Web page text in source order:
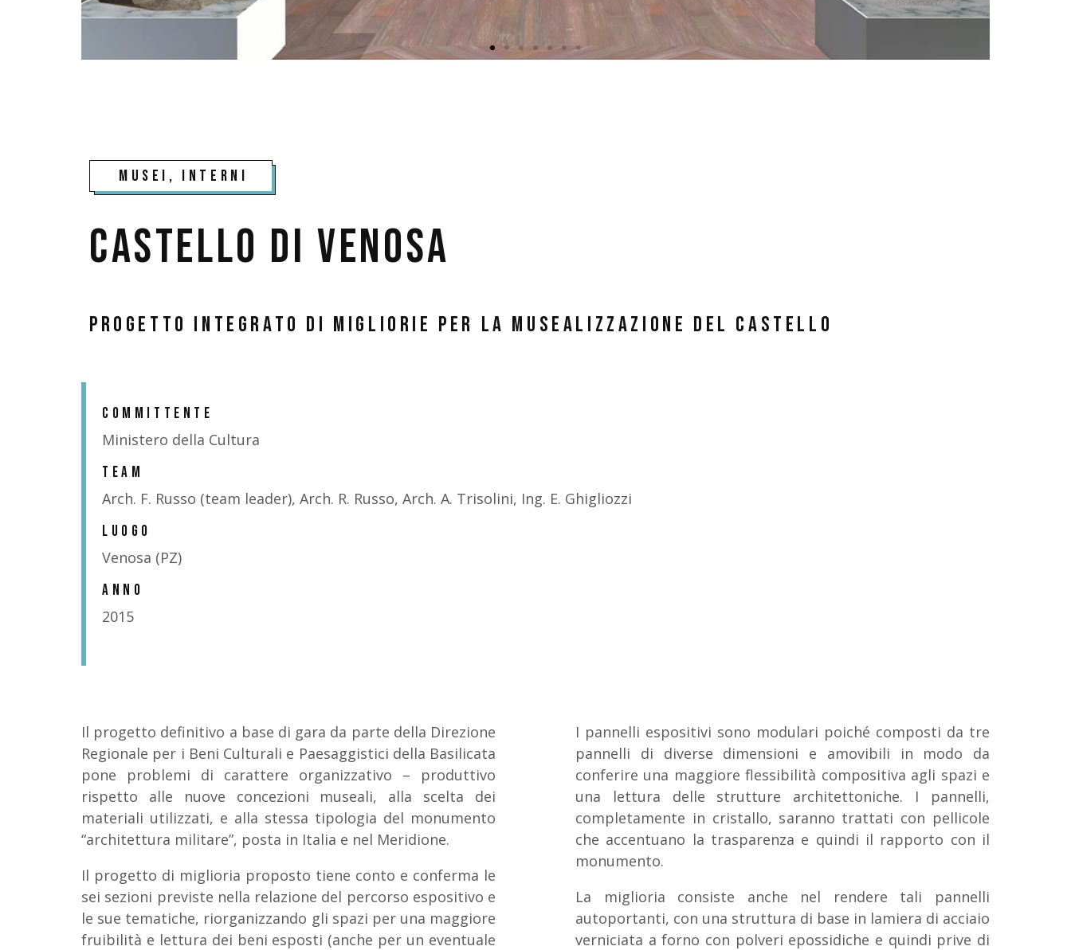
Musei, interni
Castello di Venosa
Progetto integrato di migliorie per la musealizzazione del Castello
COMMITTENTE
Ministero della Cultura
TEAM
Arch. F. Russo (team leader), Arch. R. Russo, Arch. A. Trisolini, Ing. E. Ghigliozzi
LUOGO
Venosa (PZ)
ANNO
2015
Il progetto definitivo a base di gara da parte della Direzione
Regionale per i Beni Culturali e Paesaggistici della Basilicata
pone problemi di carattere organizzativo – produttivo
rispetto alle nuove concezioni museali, alla scelta dei
materiali utilizzati, e alla stessa tipologia del monumento
“architettura militare”, posta in Italia e nel Meridione.
Il progetto di miglioria proposto tiene conto e conferma le
sei sezioni previste nella relazione del percorso espositivo e
le sue tematiche, riorganizzando gli spazi per una maggiore
fruibilità e lettura dei beni esposti (anche per un eventuale
I pannelli espositivi sono modulari poiché composti da tre
pannelli di diverse dimensioni e amovibili in modo da
conferire una maggiore flessibilità compositiva agli spazi e
una lettura delle strutture architettoniche. I pannelli,
completamente in cristallo, saranno trattati con pellicole
che accentuano la trasparenza e quindi il rapporto con il
monumento.
La miglioria consiste anche nel rendere tali pannelli
autoportanti, con una struttura di base in lamiera di acciaio
verniciata a forno con polveri epossidiche e quindi prive di